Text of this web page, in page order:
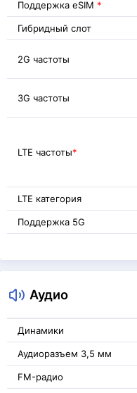
Поддержка eSIM *
Гибридный слот
2G частоты
3G частоты
LTE частоты*
LTE категория
Поддержка 5G
Аудио
Динамики
Аудиоразъем 3,5 мм
FM-радио